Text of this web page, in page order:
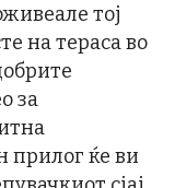
тој
на тераса во
за
прилог ќе ви